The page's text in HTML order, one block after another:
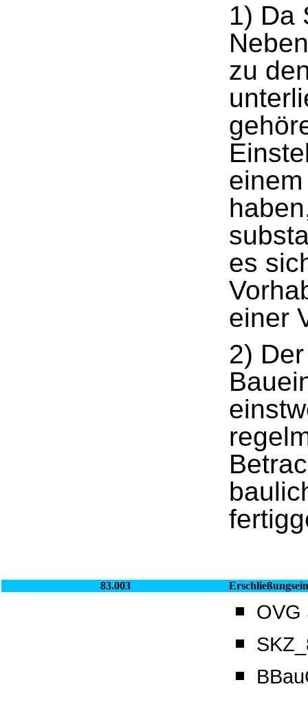
1) Da
zu
es
einer
2)
83.003
OVG